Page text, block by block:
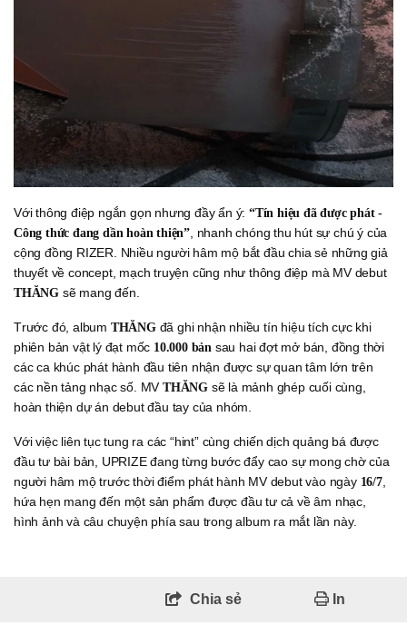
Với thông điệp ngắn gọn nhưng đầy ẩn ý: “Tín hiệu đã được phát -
Công thức đang dần hoàn thiện”, nhanh chóng thu hút sự chú ý của
cộng đồng RIZER. Nhiều người hâm mộ bắt đầu chia sẻ những giả
thuyết về concept, mạch truyện cũng như thông điệp mà MV debut
THĂNG sẽ mang đến.
Trước đó, album THĂNGđã ghi nhận nhiều tín hiệu tích cực khi
phiên bản vật lý đạt mốc 10.000 bản sau hai đợt mở bán, đồng thời
các ca khúc phát hành đầu tiên nhận được sự quan tâm lớn trên
các nền tảng nhạc số. MVTHĂNG sẽ là mảnh ghép cuối cùng,
hoàn thiện dự án debut đầu tay của nhóm.
Với việc liên tục tung ra các “hint” cùng chiến dịch quảng bá được
đầu tư bài bản, UPRIZE đang từng bước đẩy cao sự mong chờ của
người hâm mộ trước thời điểm phát hành MV debut vào ngày 16/7,
hứa hẹn mang đến một sản phẩm được đầu tư cả về âm nhạc,
hình ảnh và câu chuyện phía sau trong album ra mắt lần này.
Chia sẻ In